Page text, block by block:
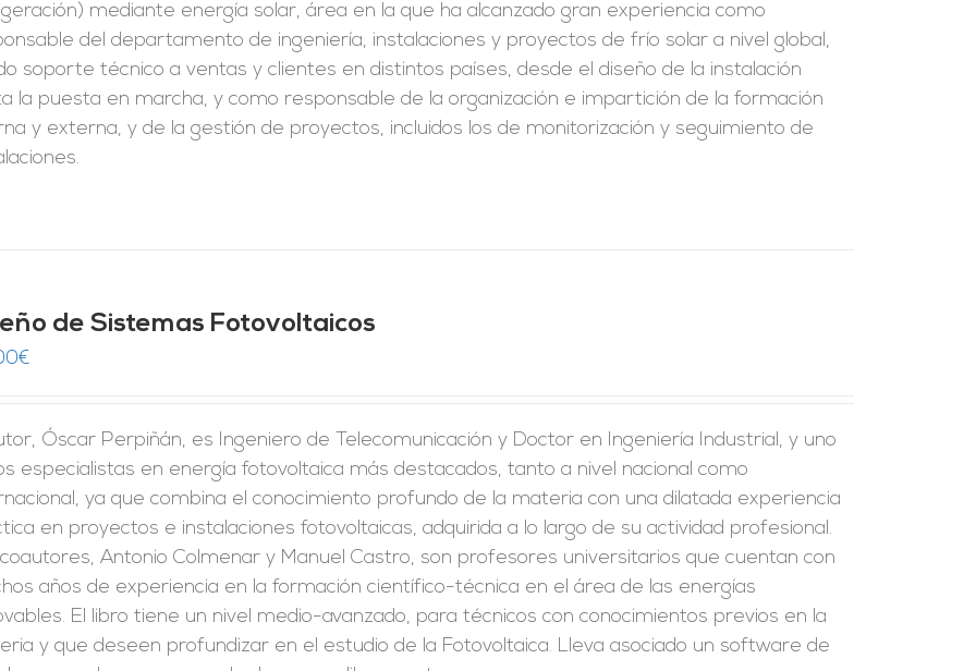
mediante energía solar, área en la que ha alcanzado gran experiencia como
del departamento de ingeniería, instalaciones y proyectos de frío solar a nivel global,
soporte técnico a ventas y clientes en distintos países, desde el diseño de la instalación
la puesta en marcha, y como responsable de la organización e impartición de la formación
y externa, y de la gestión de proyectos, incluidos los de monitorización y seguimiento de
de Sistemas Fotovoltaicos
€
Óscar Perpiñán, es Ingeniero de Telecomunicación y Doctor en Ingeniería Industrial, y uno
especialistas en energía fotovoltaica más destacados, tanto a nivel nacional como
ya que combina el conocimiento profundo de la materia con una dilatada experiencia
en proyectos e instalaciones fotovoltaicas, adquirida a lo largo de su actividad profesional.
Antonio Colmenar y Manuel Castro, son profesores universitarios que cuentan con
años de experiencia en la formación científico-técnica en el área de las energías
El libro tiene un nivel medio-avanzado, para técnicos con conocimientos previos en la
y que deseen profundizar en el estudio de la Fotovoltaica. Lleva asociado un software de